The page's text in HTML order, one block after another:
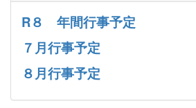
R８ 年間行事予定
７月行事予定
８月行事予定